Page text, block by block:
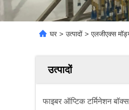
घर > उत्पादों > एलजीएक्स
उत्पादों
फाइबर ऑप्टिक टर्मिनेशन बॉक्स